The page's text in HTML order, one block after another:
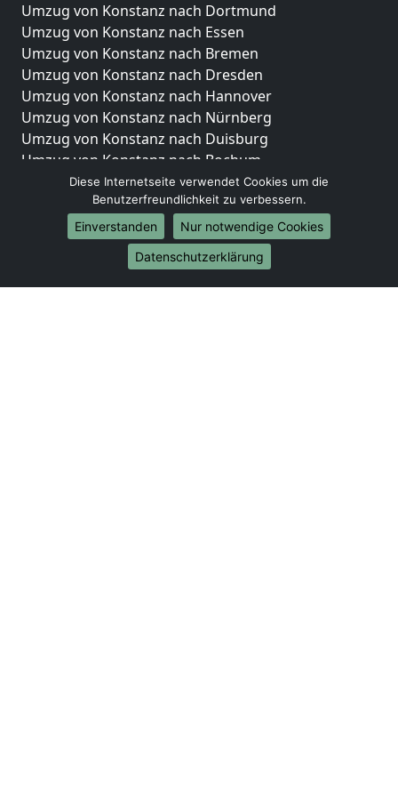
Umzug von Konstanz nach Dortmund
Umzug von Konstanz nach Essen
Umzug von Konstanz nach Bremen
Umzug von Konstanz nach Dresden
Umzug von Konstanz nach Hannover
Umzug von Konstanz nach Nürnberg
Umzug von Konstanz nach Duisburg
Umzug von Konstanz nach Bochum
Umzug von Konstanz nach Wuppertal
Umzug von Konstanz nach Bielefeld
Umzug von Konstanz nach Bonn
Umzug von Konstanz nach Münster
Diese Internetseite verwendet Cookies um die
Benutzerfreundlichkeit zu verbessern.
Einverstanden
Nur notwendige Cookies
Datenschutzerklärung